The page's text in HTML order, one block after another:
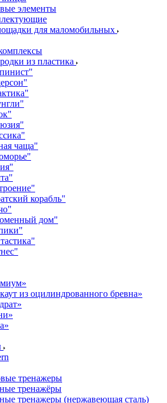
элементы
для маломобильных
из пластика
чаща"
корабль"
дом"
из оцилиндрованного бревна»
тренажеры
тренажёры
тренажеры (нержавеющая сталь)